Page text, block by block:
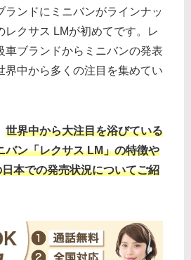
ランドにミニバンがラインナッ
レクサス LMが初めてです。レ
車ブランドからミニバンの発表
界中から多くの注目を集めてい
世界中から大注目を浴びている
バン「レクサス LM」の特徴や
本での発売状況についてご紹